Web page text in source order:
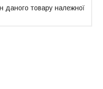
даного товару належної